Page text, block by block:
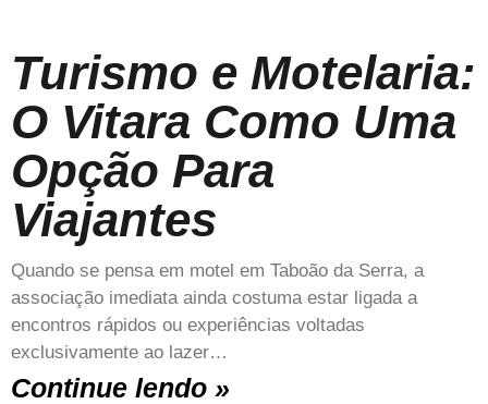
Turismo e Motelaria:
O Vitara Como Uma
Opção Para
Viajantes
Quando se pensa em motel em Taboão da Serra, a
associação imediata ainda costuma estar ligada a
encontros rápidos ou experiências voltadas
exclusivamente ao lazer…
Continue lendo »